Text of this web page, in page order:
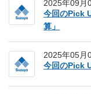
2025年09月
今回のPick
算」
2025年05月
今回のPick